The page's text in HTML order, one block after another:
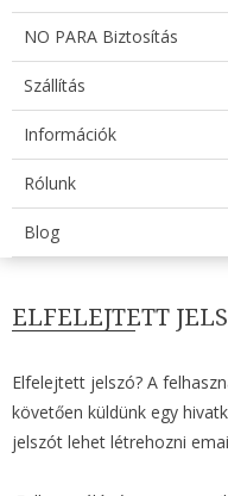
NO PARA Biztosítás
Szállítás
Információk
Rólunk
Blog
ELFELEJTETT
Elfelejtett jelszó? A
követően küldünk egy
jelszót lehet létrehozni